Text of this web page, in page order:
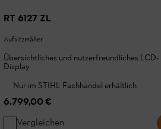
RT 6127 ZL
Aufsitzmäher
Übersichtliches und nutzerfreundliches LCD-
Display
Nur im STIHL Fachhandel erhältlich
6.799,00 €
Vergleichen